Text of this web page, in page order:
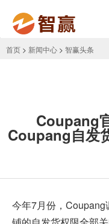
首页 > 新闻中心 > 智赢头条
Coupang
Coupang自发
今年7月份， Coupang